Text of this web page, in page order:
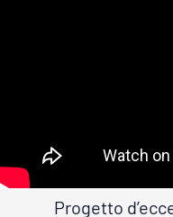
Progetto